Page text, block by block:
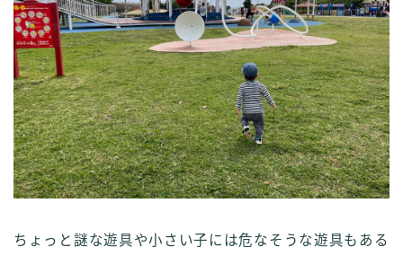
ちょっと謎な遊具や小さい子には危なそうな遊具もある